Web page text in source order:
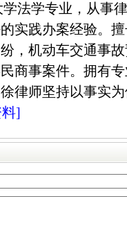
法学专业，从事
实践办案经验。
，机动车交通事
商事案件。拥有
律师坚持以事实
]